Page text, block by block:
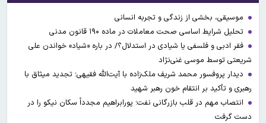
موسیقی، بخشی از زندگی و تجربه انسانی
تحلیل شرایط اساسی صحت معاملات در ماده ۱۹۰ قانون مدنی
فقر ادبی و فلسفی یا شیادی در استدلال؟/ در باره «شیاد» خواندن علی
شریعتی توسط موسی غنی‌نژاد
دیدار پروفسور محمد شریف ملک‌زاده با آیت‌الله فقیهی؛ تجدید میثاق با
رهبری و تأکید بر انتقام خون رهبر شهید
انتصاب مهم در قلب بازرگانی نفت؛ پورابراهیم مجدداً سکان نیکو را در
دست گرفت